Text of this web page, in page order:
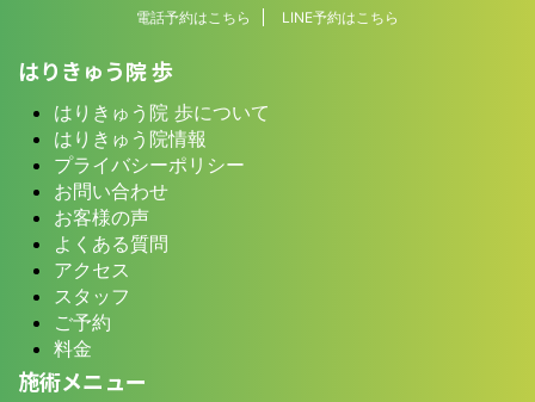
電話予約はこちら LINE予約はこちら
はりきゅう院 歩
はりきゅう院 歩について
はりきゅう院情報
プライバシーポリシー
お問い合わせ
お客様の声
よくある質問
アクセス
スタッフ
ご予約
料金
施術メニュー